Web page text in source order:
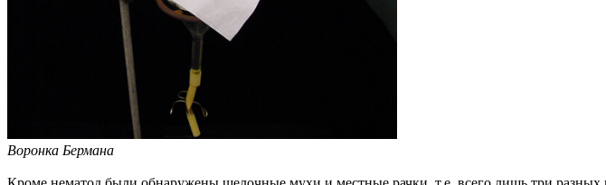
Воронка Бермана